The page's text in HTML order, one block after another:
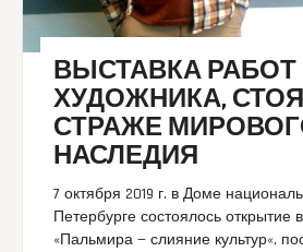
ВЫСТАВКА РАБОТ
ХУДОЖНИКА,
СТРАЖЕ
НАСЛЕДИЯ
7 октября 2019 г. в Доме
Петербурге состоялось открытие
«Пальмира — слияние культур«,